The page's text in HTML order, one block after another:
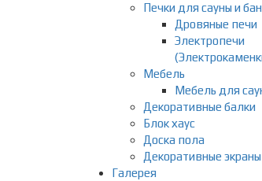
Печки для сауны и
Дровяные печи
Электропечи
Мебель
Мебель для
Декоративные балки
Блок хаус
Доска пола
Декоративные экраны
Галерея